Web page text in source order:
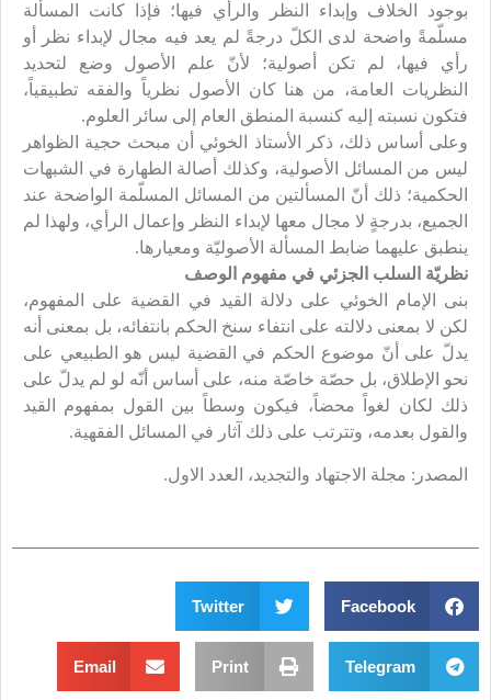
بوجود الخلاف وإبداء النظر والرأي فيها؛ فإذا كانت المسألة
مسلّمةً واضحة لدى الكلّ درجةً لم يعد فيه مجال لإبداء نظر أو
رأي فيها، لم تكن أصولية؛ لأنّ علم الأصول وضع لتحديد
النظريات العامة، من هنا كان الأصول نظرياً والفقه تطبيقياً،
فتكون نسبته إليه كنسبة المنطق العام إلى سائر العلوم.
وعلى أساس ذلك، ذكر الأستاذ الخوئي أن مبحث حجية الظواهر
ليس من المسائل الأصولية، وكذلك أصالة الطهارة في الشبهات
الحكمية؛ ذلك أنّ المسألتين من المسائل المسلّمة الواضحة عند
الجميع، بدرجةٍ لا مجال معها لإبداء النظر وإعمال الرأي، ولهذا لم
ينطبق عليهما ضابط المسألة الأصوليّة ومعيارها.
نظريّة السلب الجزئي في مفهوم الوصف
بنى الإمام الخوئي على دلالة القيد في القضية على المفهوم،
لكن لا بمعنى دلالته على انتفاء سنخ الحكم بانتفائه، بل بمعنى أنه
يدلّ على أنّ موضوع الحكم في القضية ليس هو الطبيعي على
نحو الإطلاق، بل حصّة خاصّة منه، على أساس أنّه لو لم يدلّ على
ذلك لكان لغواً محضاً، فيكون وسطاً بين القول بمفهوم القيد
والقول بعدمه، وتترتب على ذلك آثار في المسائل الفقهية.
المصدر: مجلة الاجتهاد والتجديد، العدد الاول.
Facebook
Twitter
Telegram
Print
Email